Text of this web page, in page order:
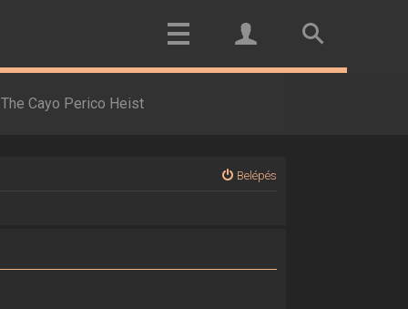
The Cayo Perico Heist
Belépés